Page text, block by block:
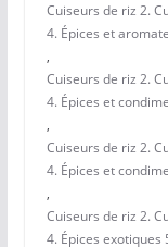
Cuiseurs de riz 2.
4. Épices et
,
Cuiseurs de riz 2.
4. Épices et
,
Cuiseurs de riz 2.
4. Épices et
,
Cuiseurs de riz 2.
4. Épices